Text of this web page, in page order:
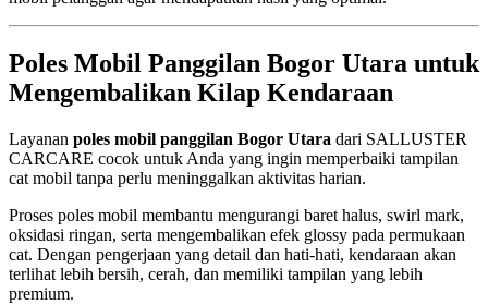
Poles Mobil Panggilan Bogor Utara untuk
Mengembalikan Kilap Kendaraan
Layanan poles mobil panggilan Bogor Utara dari SALLUSTER
CARCARE cocok untuk Anda yang ingin memperbaiki tampilan
cat mobil tanpa perlu meninggalkan aktivitas harian.
Proses poles mobil membantu mengurangi baret halus, swirl mark,
oksidasi ringan, serta mengembalikan efek glossy pada permukaan
cat. Dengan pengerjaan yang detail dan hati-hati, kendaraan akan
terlihat lebih bersih, cerah, dan memiliki tampilan yang lebih
premium.